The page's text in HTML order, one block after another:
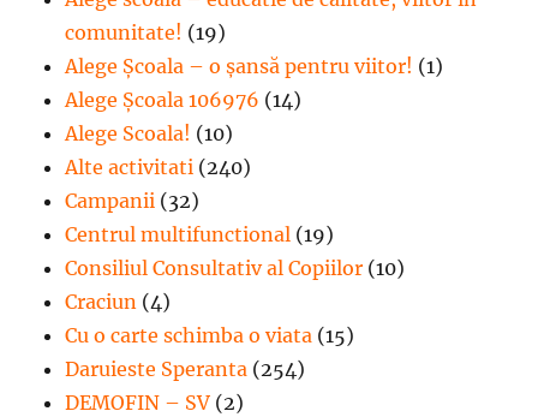
comunitate! (19)
Alege Şcoala – o şansă pentru viitor! (1)
Alege Școala 106976 (14)
Alege Scoala! (10)
Alte activitati (240)
Campanii (32)
Centrul multifunctional (19)
Consiliul Consultativ al Copiilor (10)
Craciun (4)
Cu o carte schimba o viata (15)
Daruieste Speranta (254)
DEMOFIN – SV (2)